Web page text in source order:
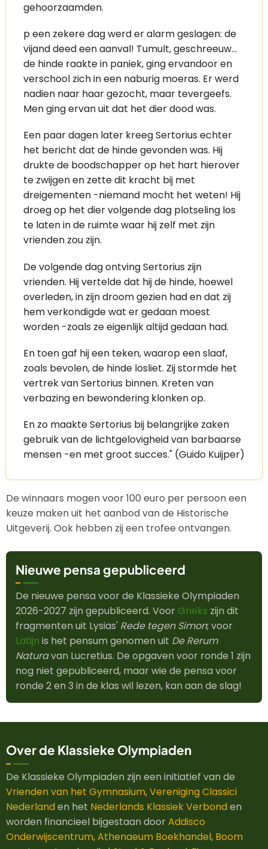
gehoorzaamden.
p een zekere dag werd er alarm geslagen: de
vijand deed een aanval! Tumult, geschreeuw…
de hinde raakte in paniek, ging ervandoor en
verschool zich in een naburig moeras. Er werd
nadien naar haar gezocht, maar tevergeefs.
Men ging ervan uit dat het dier dood was.
Een paar dagen later kreeg Sertorius echter
het bericht dat de hinde gevonden was. Hij
drukte de boodschapper op het hart hierover
te zwijgen en zette dit kracht bij met
dreigementen -niemand mocht het weten! Hij
droeg op het dier volgende dag plotseling los
te laten in de ruimte waar hij zelf met zijn
vrienden zou zijn.
De volgende dag ontving Sertorius zijn
vrienden. Hij vertelde dat hij de hinde, hoewel
overleden, in zijn droom gezien had en dat zij
hem verkondigde wat er gedaan moest
worden -zoals ze eigenlijk altijd gedaan had.
En toen gaf hij een teken, waarop een slaaf,
zoals bevolen, de hinde losliet. Zij stormde het
vertrek van Sertorius binnen. Kreten van
verbazing en bewondering klonken op.
En zo maakte Sertorius bij belangrijke zaken
gebruik van de lichtgelovigheid van barbaarse
mensen -en met groot succes." (Guido Kuijper)
De winnaars mogen voor 100 euro per persoon een
keuze maken uit het aanbod van de Historische
Uitgeverij. Ook hebben zij een trofee ontvangen.
Nieuwe pensa gepubliceerd
De nieuwe pensa voor de Klassieke Olympiaden
2026-2027 zijn gepubliceerd. Voor Grieks zijn dit
fragmenten uit Lysias' Rede tegen Simon; voor
Latijn is het pensum genomen uit De Rerum
Naturavan Lucretius. De opgaven voor ronde 1 zijn
nog niet gepubliceerd, maar wie de pensa voor
ronde 2 en 3 in de klas wil lezen, kan aan de slag!
Over de Klassieke Olympiaden
De Klassieke Olympiaden zijn een initiatief van de
Vrienden van het Gymnasium,Vereniging Classici
Nederlanden het Nederlands Klassiek Verbonden
worden financieel bijgestaan doorAddisco
Onderwijscentrum,Athenaeum Boekhandel, Boom